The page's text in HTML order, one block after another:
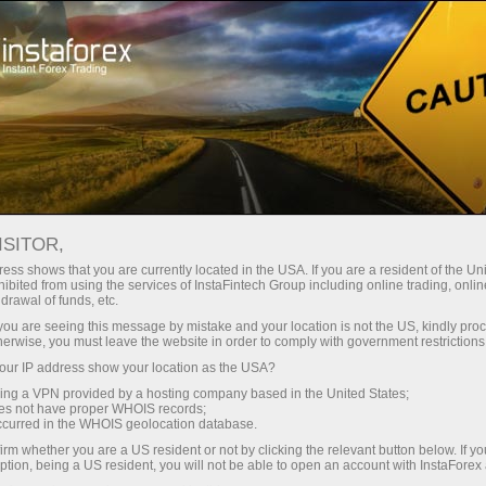
انسٹا فاریکس کے ساتھ، آپ
حاصل کرتے ہیں: 1:5000 تک کا فائدہ،
مارکیٹ میں کچھ بہترین اسپریڈز اور
کمیشنز، اور ٹریڈنگ اسٹاک اور انڈیکس
کے لیے فائدہ مند حالات۔
مختصر
30% بونس
ہر ڈیپازٹ پر
رفتار
تجارت اور ہائی ویز پر
shows that you are currently located in the USA. If you are a resident of the
from using the services of InstaFintech Group including online trading,
of funds, etc.
are seeing this message by mistake and your location is not the US, kindly
you must leave the website in order to comply with government
IP address show your location as the USA?
a VPN provided by a hosting company based in the United States;
not have proper WHOIS records;
in the WHOIS geolocation database.
whether you are a US resident or not by clicking the relevant button below. If
being a US resident, you will not be able to open an account with InstaForex